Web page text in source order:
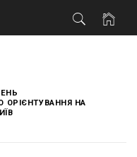
ОРІЄНТУВАННЯ НА